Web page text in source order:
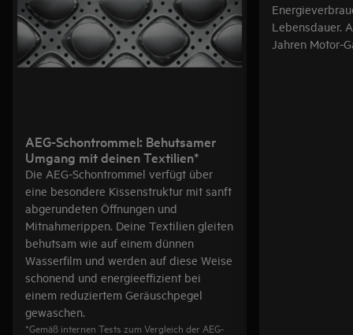
AEG-Schontrommel: Behutsamer
Umgang mit deinen Textilien*
Die AEG-Schontrommel verfügt über
eine besondere Kissenstruktur mit sanft
abgerundeten Öffnungen und
Mitnahmerippen. Deine Textilien gleiten
behutsam wie auf einem dünnen
Wasserfilm und werden auf diese Weise
schonend und energieeffizient bei
einem reduziertem Geräuschpegel
gewaschen.
*Gemäß internen Tests zum Vergleich der AEG-
Lebensdauer.
Jahren Motor-